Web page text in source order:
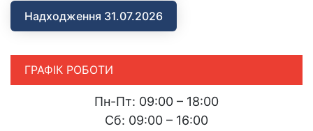
Надходження 31.07.2026
ГРАФІК РОБОТИ
Пн-Пт: 09:00 – 18:00
Сб: 09:00 – 16:00